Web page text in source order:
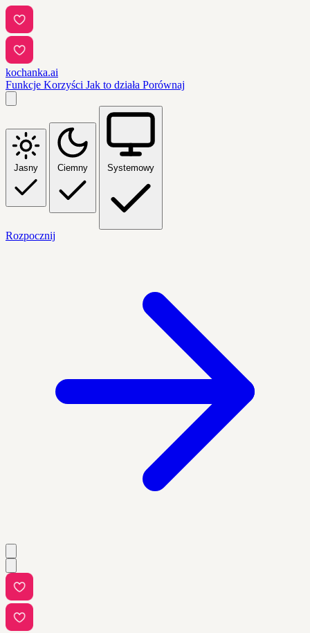
kochanka.ai
Funkcje Korzyści Jak to działa Porównaj
Jasny Ciemny Systemowy
Rozpocznij